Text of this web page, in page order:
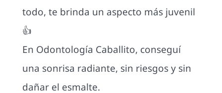
todo, te brinda un aspecto más juvenil
👍
En Odontología Caballito, conseguí
una sonrisa radiante, sin riesgos y sin
dañar el esmalte.